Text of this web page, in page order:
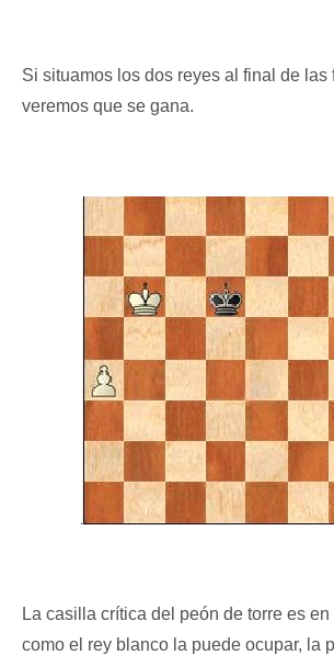
Si situamos los dos reyes al final de las
veremos que se gana.
La casilla crítica del peón de torre es en
como el rey blanco la puede ocupar, la